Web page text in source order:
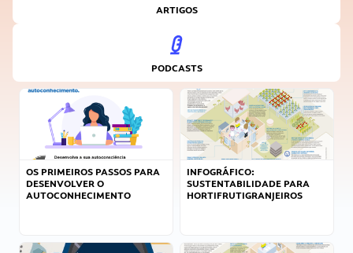
ARTIGOS
PODCASTS
OS PRIMEIROS PASSOS PARA
DESENVOLVER O
AUTOCONHECIMENTO
INFOGRÁFICO:
SUSTENTABILIDADE PARA
HORTIFRUTIGRANJEIROS